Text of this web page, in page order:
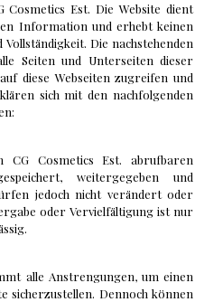
Cosmetics Est. Die Website dient
Information und erhebt keinen
Die nachstehenden
Seiten und Unterseiten dieser
diese Webseiten zugreifen und
sich mit den nachfolgenden
CG Cosmetics Est. abrufbaren
weitergegeben und
jedoch nicht verändert oder
oder Vervielfältigung ist nur
alle Anstrengungen, um einen
sicherzustellen. Dennoch können